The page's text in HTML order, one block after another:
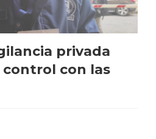
privada
con las